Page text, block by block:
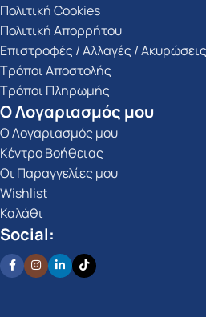
Πολιτική Cookies
Πολιτική Απορρήτου
Επιστροφές / Αλλαγές / Ακυρώσεις
Τρόποι Αποστολής
Τρόποι Πληρωμής
Ο Λογαριασμός μου
Ο Λογαριασμός μου
Κέντρο Βοήθειας
Οι Παραγγελίες μου
Wishlist
Καλάθι
Social: